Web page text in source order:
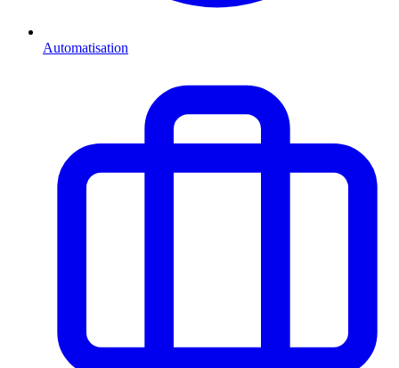
Automatisation